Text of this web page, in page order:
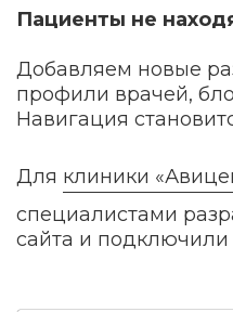
Пациенты не
Добавляем новые
профили врачей,
Навигация
Для клиники
специалистами
сайта и подключили